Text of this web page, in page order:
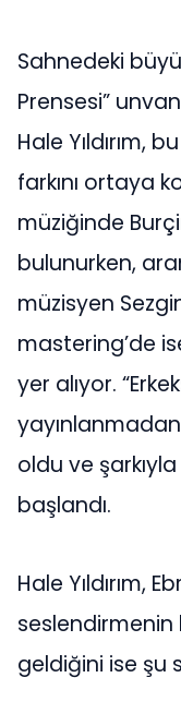
Sahnedeki
Prensesi”
Hale Yıldırım,
farkını ortaya
müziğinde
bulunurken,
müzisyen
mastering’de
yer alıyor.
oldu ve
başlandı.
Hale Yıldırım,
geldiğini ise şu